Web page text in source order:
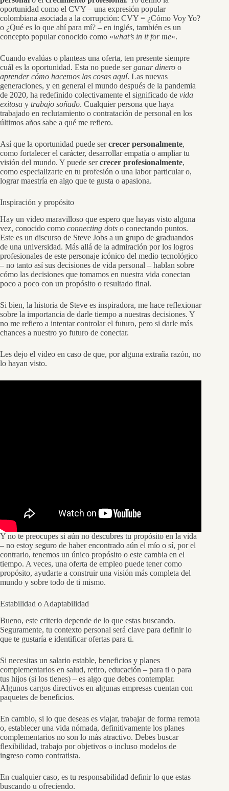
oportunidad como el CVY – una expresión popular
colombiana asociada a la corrupción: CVY = ¿Cómo Voy Yo?
o ¿Qué es lo que ahí para mí? – en inglés, también es un
concepto popular conocido como «what’s in it for me«.
Cuando evalúas o planteas una oferta, ten presente siempre
cuál es la oportunidad. Esta no puede serganar dinero o
aprender cómo hacemos las cosas aquí. Las nuevas
generaciones, y en general el mundo después de la pandemia
de 2020, ha redefinido colectivamente el significado de vida
exitosa y trabajo soñado. Cualquier persona que haya
trabajado en reclutamiento o contratación de personal en los
últimos años sabe a qué me refiero.
Así que la oportunidad puede sercrecer personalmente,
como fortalecer el carácter, desarrollar empatía o ampliar tu
visión del mundo. Y puede sercrecer profesionalmente,
como especializarte en tu profesión o una labor particular o,
lograr maestría en algo que te gusta o apasiona.
Inspiración y propósito
Hay un video maravilloso que espero que hayas visto alguna
vez, conocido como connecting dots o conectando puntos.
Este es un discurso de Steve Jobs a un grupo de graduandos
de una universidad. Más allá de la admiración por los logros
profesionales de este personaje icónico del medio tecnológico
– no tanto así sus decisiones de vida personal – hablan sobre
cómo las decisiones que tomamos en nuestra vida conectan
poco a poco con un propósito o resultado final.
Si bien, la historia de Steve es inspiradora, me hace reflexionar
sobre la importancia de darle tiempo a nuestras decisiones. Y
no me refiero a intentar controlar el futuro, pero si darle más
chances a nuestro yo futuro de conectar.
Les dejo el video en caso de que, por alguna extraña razón, no
lo hayan visto.
Y no te preocupes si aún no descubres tu propósito en la vida
– no estoy seguro de haber encontrado aún el mío o sí, por el
contrario, tenemos un único propósito o este cambia en el
tiempo. A veces, una oferta de empleo puede tener como
propósito, ayudarte a construir una visión más completa del
mundo y sobre todo de ti mismo.
Estabilidad o Adaptabilidad
Bueno, este criterio depende de lo que estas buscando.
Seguramente, tu contexto personal será clave para definir lo
que te gustaría e identificar ofertas para ti.
Si necesitas un salario estable, beneficios y planes
complementarios en salud, retiro, educación – para ti o para
tus hijos (si los tienes) – es algo que debes contemplar.
Algunos cargos directivos en algunas empresas cuentan con
paquetes de beneficios.
En cambio, si lo que deseas es viajar, trabajar de forma remota
o, establecer una vida nómada, definitivamente los planes
complementarios no son lo más atractivo. Debes buscar
flexibilidad, trabajo por objetivos o incluso modelos de
ingreso como contratista.
En cualquier caso, es tu responsabilidad definir lo que estas
buscando u ofreciendo.